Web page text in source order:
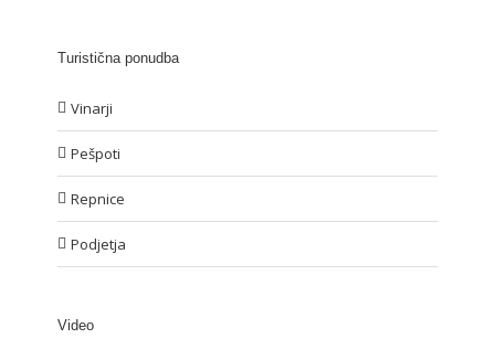
Turistična ponudba
Vinarji
Pešpoti
Repnice
Podjetja
Video